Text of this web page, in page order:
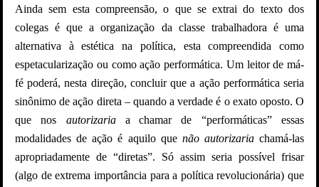
Ainda sem esta compreensão, o que se extrai do texto dos
colegas é que a organização da classe trabalhadora é uma
alternativa à estética na política, esta compreendida como
espetacularização ou como ação performática. Um leitor de má-
fé poderá, nesta direção, concluir que a ação performática seria
sinônimo de ação direta – quando a verdade é o exato oposto. O
que nos autorizaria a
chamar de “performáticas” essas
modalidades de ação é aquilo que não autorizaria chamá-las
apropriadamente de “diretas”. Só assim seria possível frisar
(algo de extrema importância para a política revolucionária) que